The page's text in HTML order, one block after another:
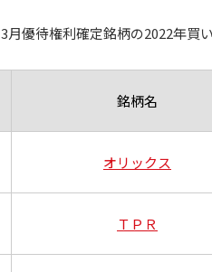
3月優待権利確定銘柄の2022年買
銘柄名
オリックス
ＴＰＲ